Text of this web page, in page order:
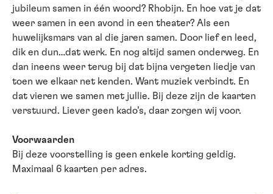
jubileum samen in één woord? Rhobijn. En hoe vat je dat
weer samen in een avond in een theater? Als een
huwelijksmars van al die jaren samen. Door lief en leed,
dik en dun…dat werk. En nog altijd samen onderweg. En
dan ineens weer terug bij dat bijna vergeten liedje van
toen we elkaar net kenden. Want muziek verbindt. En
dat vieren we samen met jullie. Bij deze zijn de kaarten
verstuurd. Liever geen kado’s, daar zorgen wij voor.
Voorwaarden
Bij deze voorstelling is geen enkele korting geldig.
Maximaal 6 kaarten per adres.